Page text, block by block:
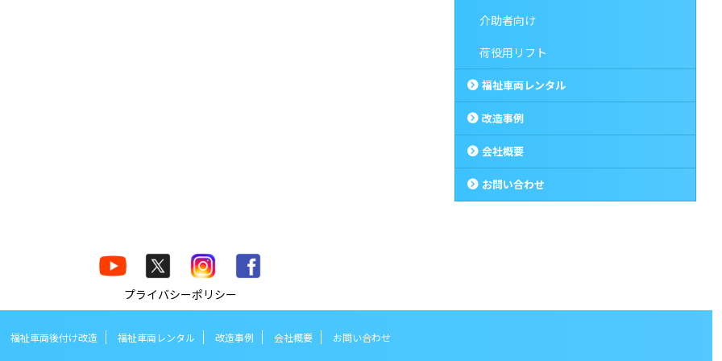
介助者向け
荷役用リフト
福祉車両レンタル
改造事例
会社概要
お問い合わせ
プライバシーポリシー
福祉車両後付け改造 福祉車両レンタル 改造事例 会社概要 お問い合わせ